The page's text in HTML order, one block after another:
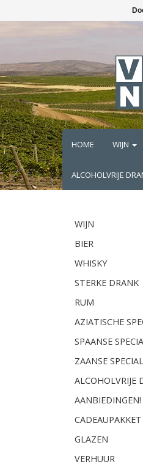
HOME WIJN
ALCOHOLVRIJE
WIJN
BIER
WHISKY
STERKE DRANK
RUM
AZIATISCHE
SPAANSE
ZAANSE
ALCOHOLVRIJE
AANBIEDINGEN!
CADEAUPAKKET
GLAZEN
VERHUUR